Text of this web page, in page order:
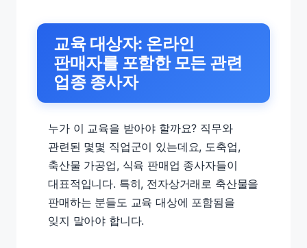
교육 대상자: 온라인
판매자를 포함한 모든 관련
업종 종사자
누가 이 교육을 받아야 할까요? 직무와
관련된 몇몇 직업군이 있는데요, 도축업,
축산물 가공업, 식육 판매업 종사자들이
대표적입니다. 특히, 전자상거래로 축산물을
판매하는 분들도 교육 대상에 포함됨을
잊지 말아야 합니다.